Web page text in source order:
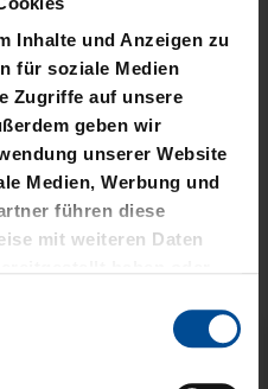
Inhalte und Anzeigen zu
für soziale Medien
Zugriffe auf unsere
geben wir
unserer Website
Medien, Werbung und
führen diese
mit weiteren Daten
für DREI60-